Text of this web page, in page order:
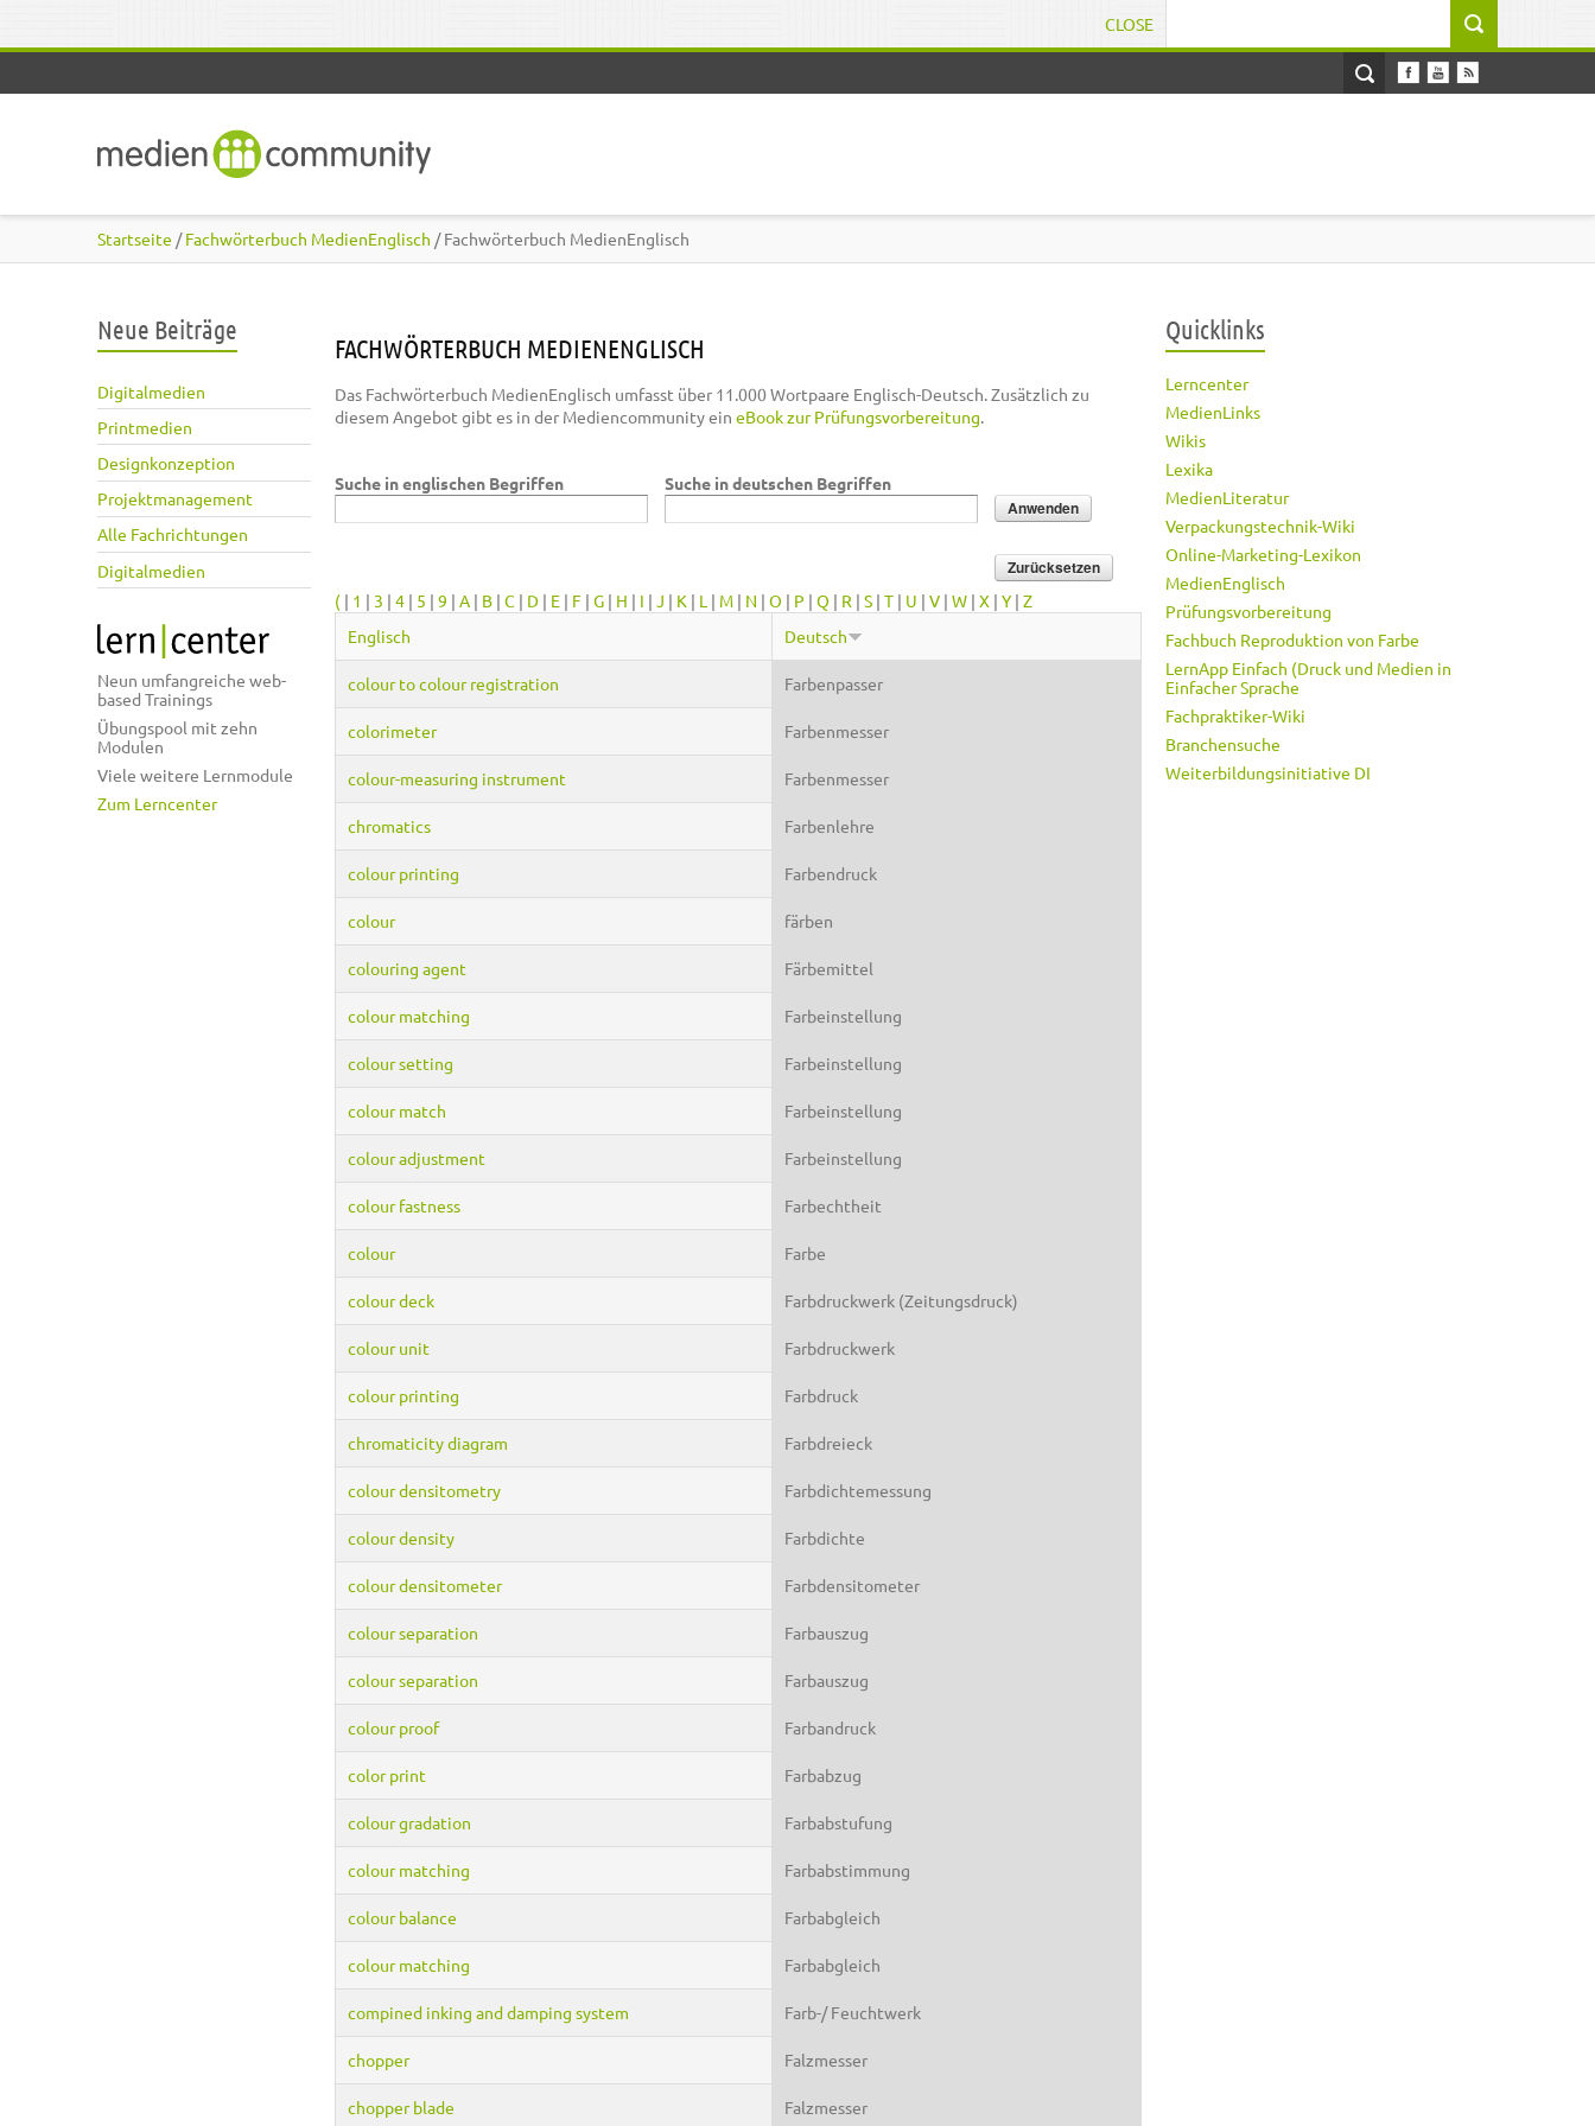
CLOSE
Startseite /Fachwörterbuch MedienEnglisch / Fachwörterbuch MedienEnglisch
Neue Beiträge
Digitalmedien
Printmedien
Designkonzeption
Projektmanagement
Alle Fachrichtungen
Digitalmedien
Neun umfangreiche web-
based Trainings
Übungspool mit zehn
Modulen
Viele weitere Lernmodule
Zum Lerncenter
FACHWÖRTERBUCH MEDIENENGLISCH
Das Fachwörterbuch MedienEnglisch umfasst über 11.000 Wortpaare Englisch-Deutsch. Zusätzlich zu
diesem Angebot gibt es in der Mediencommunity ein eBook zur Prüfungsvorbereitung.
Suche in englischen Begriffen Suche in deutschen Begriffen
( | 1 | 3 | 4 | 5 | 9 | A | B | C | D | E | F | G | H | I | J | K | L | M | N | O | P | Q | R | S | T | U | V | W | X | Y | Z
Englisch
Deutsch
colour to colour registration Farbenpasser
colorimeter Farbenmesser
colour-measuring instrument Farbenmesser
chromatics Farbenlehre
colour printing Farbendruck
colour färben
colouring agent Färbemittel
colour matching Farbeinstellung
colour setting Farbeinstellung
colour match Farbeinstellung
colour adjustment Farbeinstellung
colour fastness Farbechtheit
colour Farbe
colour deck Farbdruckwerk (Zeitungsdruck)
colour unit Farbdruckwerk
colour printing Farbdruck
chromaticity diagram Farbdreieck
colour densitometry Farbdichtemessung
colour density Farbdichte
colour densitometer Farbdensitometer
colour separation Farbauszug
colour separation Farbauszug
colour proof Farbandruck
color print Farbabzug
colour gradation Farbabstufung
colour matching Farbabstimmung
colour balance Farbabgleich
colour matching Farbabgleich
compined inking and damping system Farb-/ Feuchtwerk
chopper Falzmesser
chopper blade Falzmesser
Quicklinks
Lerncenter
MedienLinks
Wikis
Lexika
MedienLiteratur
Verpackungstechnik-Wiki
Online-Marketing-Lexikon
MedienEnglisch
Prüfungsvorbereitung
Fachbuch Reproduktion von Farbe
LernApp Einfach (Druck und Medien in
Einfacher Sprache
Fachpraktiker-Wiki
Branchensuche
Weiterbildungsinitiative DI